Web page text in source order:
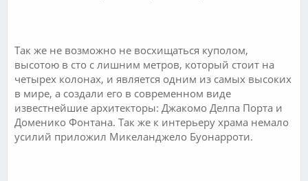
Так же не возможно не восхищаться куполом,
высотою в сто с лишним метров, который стоит на
четырех колонах, и является одним из самых высоких
в мире, а создали его в современном виде
известнейшие архитекторы: Джакомо Делпа Порта и
Доменико Фонтана. Так же к интерьеру храма немало
усилий приложил Микеланджело Буонарроти.